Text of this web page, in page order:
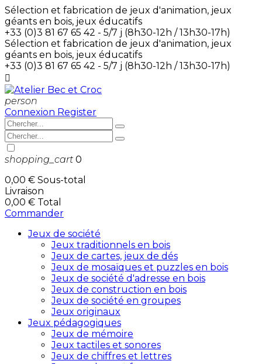
Sélection et fabrication de jeux d'animation, jeux
géants en bois, jeux éducatifs
+33 (0)3 81 67 65 42 - 5/7 j (8h30-12h / 13h30-17h)
Sélection et fabrication de jeux d'animation, jeux
géants en bois, jeux éducatifs
+33 (0)3 81 67 65 42 - 5/7 j (8h30-12h / 13h30-17h)

person
Connexion Register
shopping_cart 0
0,00 € Sous-total
Livraison
0,00 € Total
Commander
Jeux de société
Jeux traditionnels en bois
Jeux de cartes, jeux de dés
Jeux de mosaïques et puzzles en bois
Jeux de société d'adresse en bois
Jeux de construction en bois
Jeux de société en groupes
Jeux originaux
Jeux pédagogiques
Jeux de mémoire
Jeux tactiles et sonores
Jeux de chiffres et lettres